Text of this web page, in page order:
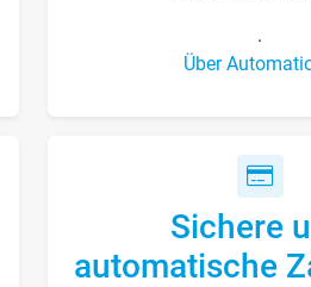
.
Über
Sichere
automatische